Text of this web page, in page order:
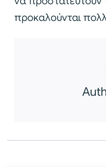
προκαλούνται